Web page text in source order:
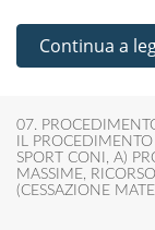
Continua a
07.
IL
SPORT CONI , A)
MASSIME,
(CESSAZIONE